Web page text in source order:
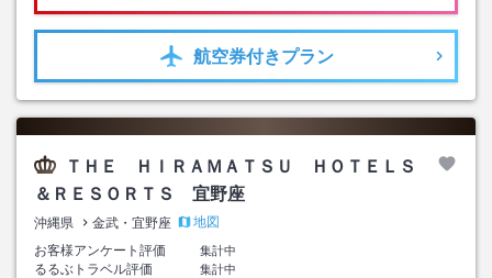
航空券付きプラン
ＴＨＥ ＨＩＲＡＭＡＴＳＵ ＨＯＴＥＬＳ
＆ＲＥＳＯＲＴＳ 宜野座
沖縄県 金武・宜野座
地図
お客様アンケート評価
集計中
るるぶトラベル評価
集計中